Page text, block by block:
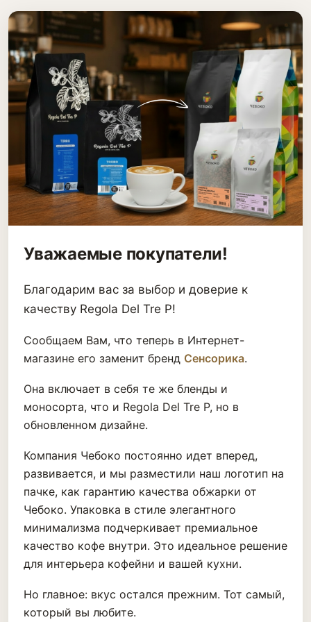
Уважаемые покупатели!
Благодарим вас за выбор и доверие к
качеству Regola Del Tre P!
Сообщаем Вам, что теперь в Интернет-
магазине его заменит бренд Сенсорика.
Она включает в себя те же бленды и
моносорта, что и Regola Del Tre P, но в
обновленном дизайне.
Компания Чебоко постоянно идет вперед,
развивается, и мы разместили наш логотип на
пачке, как гарантию качества обжарки от
Чебоко. Упаковка в стиле элегантного
минимализма подчеркивает премиальное
качество кофе внутри. Это идеальное решение
для интерьера кофейни и вашей кухни.
Но главное: вкус остался прежним. Тот самый,
который вы любите.